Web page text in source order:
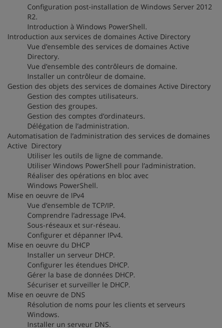
Configuration post-installation de Windows Server 2012
R2.
Introduction à Windows PowerShell.
Introduction aux services de domaines Active Directory
Vue d’ensemble des services de domaines Active
Directory.
Vue d’ensemble des contrôleurs de domaine.
Installer un contrôleur de domaine.
Gestion des objets des services de domaines Active Directory
Gestion des comptes utilisateurs.
Gestion des groupes.
Gestion des comptes d’ordinateurs.
Délégation de l’administration.
Automatisation de l’administration des services de domaines
Active Directory
Utiliser les outils de ligne de commande.
Utiliser Windows PowerShell pour l’administration.
Réaliser des opérations en bloc avec
Windows PowerShell.
Mise en oeuvre de IPv4
Vue d’ensemble de TCP/IP.
Comprendre l’adressage IPv4.
Sous-réseaux et sur-réseau.
Configurer et dépanner IPv4.
Mise en oeuvre du DHCP
Installer un serveur DHCP.
Configurer les étendues DHCP.
Gérer la base de données DHCP.
Sécuriser et surveiller le DHCP.
Mise en oeuvre de DNS
Résolution de noms pour les clients et serveurs
Windows.
Installer un serveur DNS.